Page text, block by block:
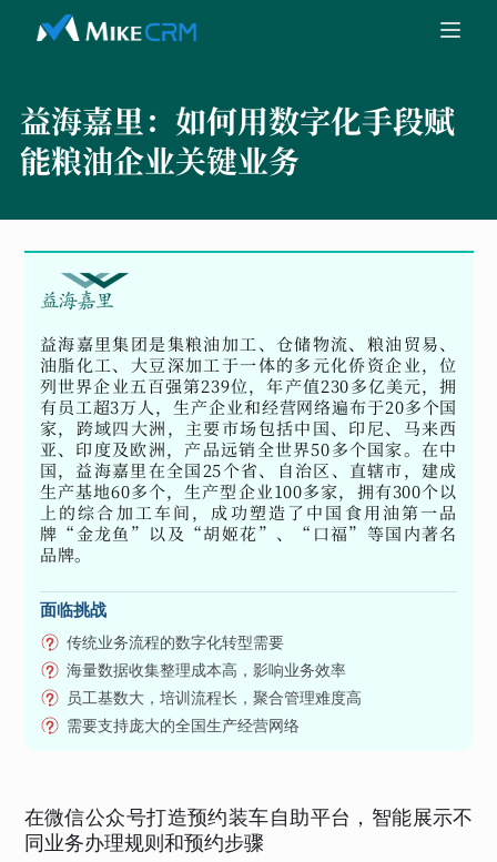
益海嘉里： 如何用数字化手段赋
能粮油企业关键业务
益海嘉里集团是集粮油加工、仓储物流、粮油贸易、
油脂化工、大豆深加工于一体的多元化侨资企业，位
列世界企业五百强第239位，年产值230多亿美元，拥
有员工超3万人，生产企业和经营网络遍布于20多个国
家，跨域四大洲，主要市场包括中国、印尼、马来西
亚、印度及欧洲，产品远销全世界50多个国家。在中
国，益海嘉里在全国25个省、自治区、直辖市，建成
生产基地60多个，生产型企业100多家，拥有300个以
上的综合加工车间，成功塑造了中国食用油第一品
牌“金龙鱼”以及“胡姬花”、“口福”等国内著名
品牌。
面临挑战
传统业务流程的数字化转型需要
海量数据收集整理成本高，影响业务效率
员工基数大，培训流程长，聚合管理难度高
需要支持庞大的全国生产经营网络
在微信公众号打造预约装车自助平台，智能展示不
同业务办理规则和预约步骤